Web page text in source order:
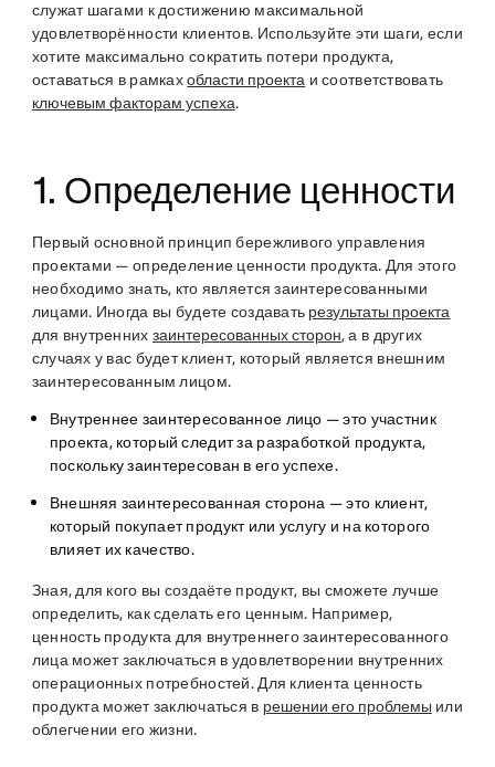
служат шагами к достижению максимальной
удовлетворённости клиентов. Используйте эти шаги, если
хотите максимально сократить потери продукта,
оставаться в рамкахобласти проекта и соответствовать
ключевым факторам успеха.
1. Определение ценности
Первый основной принцип бережливого управления
проектами — определение ценности продукта. Для этого
необходимо знать, кто является заинтересованными
лицами. Иногда вы будете создавать результаты проекта
для внутренних заинтересованных сторон, а в других
случаях у вас будет клиент, который является внешним
заинтересованным лицом.
Внутреннее заинтересованное лицо — это участник
проекта, который следит за разработкой продукта,
поскольку заинтересован в его успехе.
Внешняя заинтересованная сторона — это клиент,
который покупает продукт или услугу и на которого
влияет их качество.
Зная, для кого вы создаёте продукт, вы сможете лучше
определить, как сделать его ценным. Например,
ценность продукта для внутреннего заинтересованного
лица может заключаться в удовлетворении внутренних
операционных потребностей. Для клиента ценность
продукта может заключаться в решении его проблемы или
облегчении его жизни.